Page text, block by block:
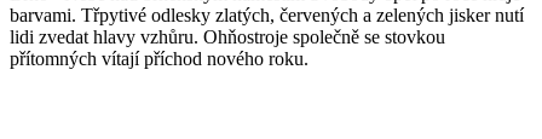
barvami. Třpytivé odlesky zlatých, červených a zelených jisker nutí
lidi zvedat hlavy vzhůru. Ohňostroje společně se stovkou
přítomných vítají příchod nového roku.